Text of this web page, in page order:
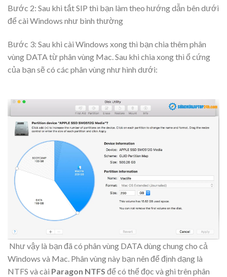
Bước 2: Sau khi tắt SIP thì bạn làm theo hướng dẫn bên dưới
để cài Windows như bình thường
Bước 3: Sau khi cài Windows xong thì bạn chia thêm phân
vùng DATA từ phân vùng Mac. Sau khi chia xong thì ổ cứng
của bạn sẽ có các phân vùng như hình dưới:
Như vậy là bạn đã có phân vùng DATA dùng chung cho cả
Windows và Mac. Phân vùng này bạn nên để định dạng là
NTFS và cài Paragon NTFS để có thể đọc và ghi trên phân